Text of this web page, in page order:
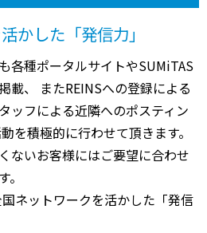
(千葉) 14分 280.00㎡ 170万円 2021
浦安 13分 125.00㎡ 130万円 2020
浦安 23分 100.00㎡ 110万円 2020
(千葉)
かした「発信力」
各種ポータルサイトやSUMiTAS
載、 またREINSへの登録による
ッフによる近隣へのポスティン
を積極的に行わせて頂きます。
ないお客様にはご要望に合わせ
ネットワークを活かした「発信